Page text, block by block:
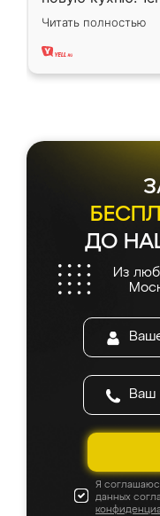
вполне
два года,
Читать полностью
ДО
Из
Я
данных